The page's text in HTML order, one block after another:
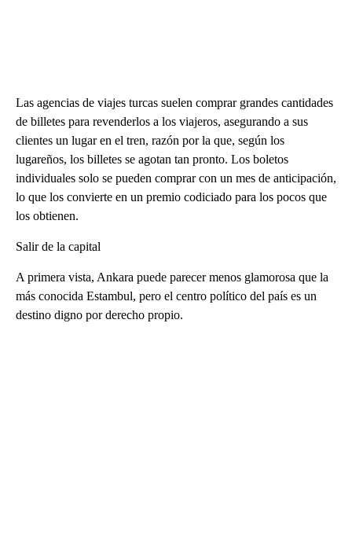
Las agencias de viajes turcas suelen comprar grandes cantidades
de billetes para revenderlos a los viajeros, asegurando a sus
clientes un lugar en el tren, razón por la que, según los
lugareños, los billetes se agotan tan pronto. Los boletos
individuales solo se pueden comprar con un mes de anticipación,
lo que los convierte en un premio codiciado para los pocos que
los obtienen.
Salir de la capital
A primera vista, Ankara puede parecer menos glamorosa que la
más conocida Estambul, pero el centro político del país es un
destino digno por derecho propio.